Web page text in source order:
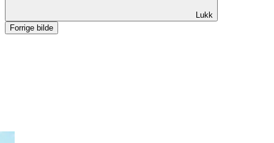
Aktiviteter
Lukk
Forrige bilde